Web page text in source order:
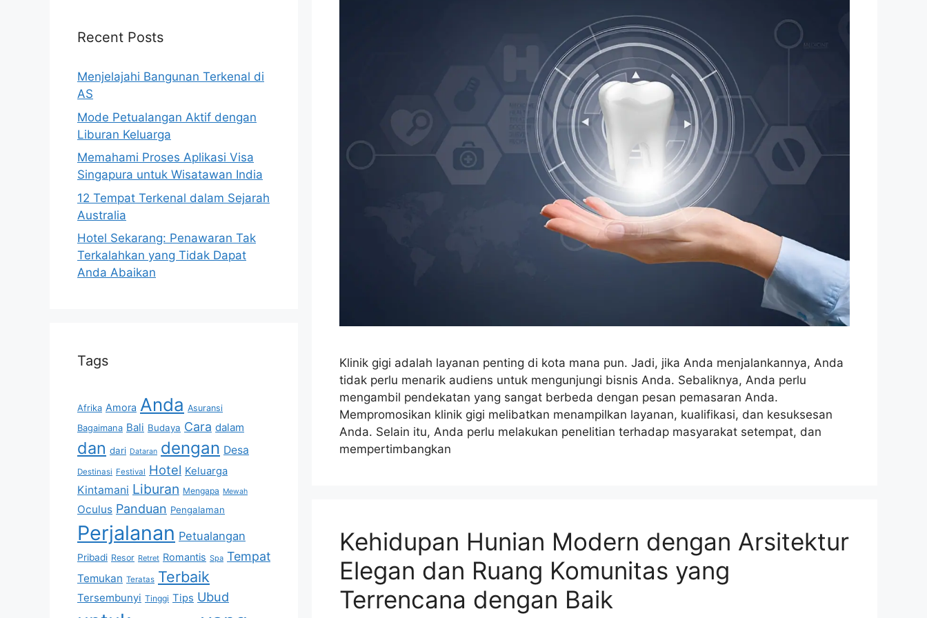
Klinik gigi adalah layanan penting di kota mana pun. Jadi, jika Anda menjalankannya, Anda
tidak perlu menarik audiens untuk mengunjungi bisnis Anda. Sebaliknya, Anda perlu
mengambil pendekatan yang sangat berbeda dengan pesan pemasaran Anda.
Mempromosikan klinik gigi melibatkan menampilkan layanan, kualifikasi, dan kesuksesan
Anda. Selain itu, Anda perlu melakukan penelitian terhadap masyarakat setempat, dan
mempertimbangkan
Kehidupan Hunian Modern dengan Arsitektur
Elegan dan Ruang Komunitas yang
Terrencana dengan Baik
Recent Posts
Menjelajahi Bangunan Terkenal di
AS
Mode Petualangan Aktif dengan
Liburan Keluarga
Memahami Proses Aplikasi Visa
Singapura untuk Wisatawan India
12 Tempat Terkenal dalam Sejarah
Australia
Hotel Sekarang: Penawaran Tak
Terkalahkan yang Tidak Dapat
Anda Abaikan
Tags
Afrika Amora Anda Asuransi
Bagaimana Bali Budaya Cara dalam
dan dari Dataran dengan Desa
Destinasi Festival Hotel Keluarga
Kintamani Liburan Mengapa Mewah
Oculus Panduan Pengalaman
Perjalanan Petualangan
Pribadi Resor Retret Romantis Spa Tempat
Temukan Teratas Terbaik
Tersembunyi Tinggi Tips Ubud